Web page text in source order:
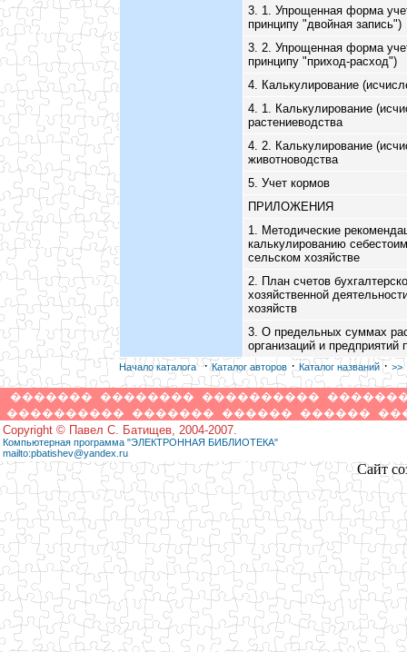
3. 1. Упрощенная форма
принципу "двойная запись")
3. 2. Упрощенная форма
принципу "приход-расход")
4. Калькулирование
4. 1. Калькулирование
растениеводства
4. 2. Калькулирование
животноводства
5. Учет кормов
ПРИЛОЖЕНИЯ
1. Методические
калькулированию
сельском хозяйстве
2. План счетов
хозяйственной
хозяйств
3. О предельных суммах
организаций и предприятий
Начало каталога·Каталог авторов ·Каталог названий·>>
������� �������� ����������
���������� ������� ������ ������
Copyright © Павел С. Батищев, 2004-2007.
Компьютерная программа "ЭЛЕКТРОННАЯ БИБЛИОТЕКА"
mailto:pbatishev@yandex.ru
Сайт